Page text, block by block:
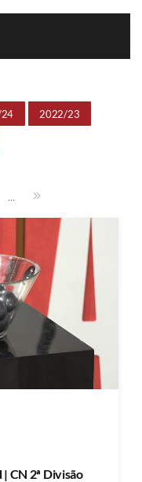
2022/23
...
CN 2ª Divisão